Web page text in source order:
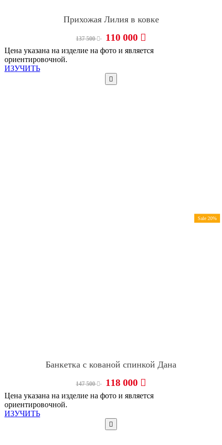
Прихожая Лилия в ковке
137 500 110 000
Цена указана на изделие на фото и является
ориентировочной.
ИЗУЧИТЬ
Sale 20%
Банкетка с кованой спинкой Дана
147 500 118 000
Цена указана на изделие на фото и является
ориентировочной.
ИЗУЧИТЬ